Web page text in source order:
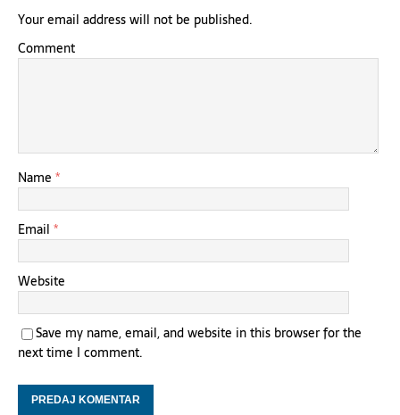
Your email address will not be published.
Comment
Name *
Email *
Website
Save my name, email, and website in this browser for the
next time I comment.